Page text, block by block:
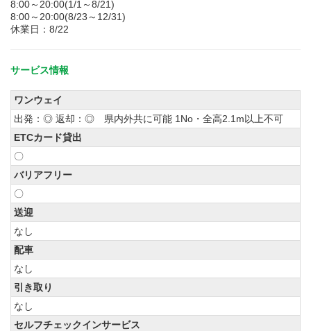
8:00～20:00(1/1～8/21)
8:00～20:00(8/23～12/31)
休業日：8/22
サービス情報
ワンウェイ
出発：◎ 返却：◎ 県内外共に可能 1No・全高2.1m以上不可
ETCカード貸出
〇
バリアフリー
〇
送迎
なし
配車
なし
引き取り
なし
セルフチェックインサービス